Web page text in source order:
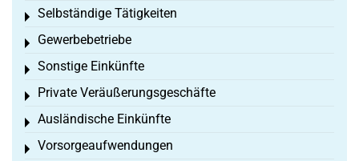
Selbständige Tätigkeiten
Toggle menu
Gewerbebetriebe
Toggle menu
Sonstige Einkünfte
Toggle menu
Private Veräußerungsgeschäfte
Toggle menu
Ausländische Einkünfte
Toggle menu
Vorsorgeaufwendungen
Toggle menu